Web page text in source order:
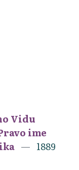
Vidu
ime
1889